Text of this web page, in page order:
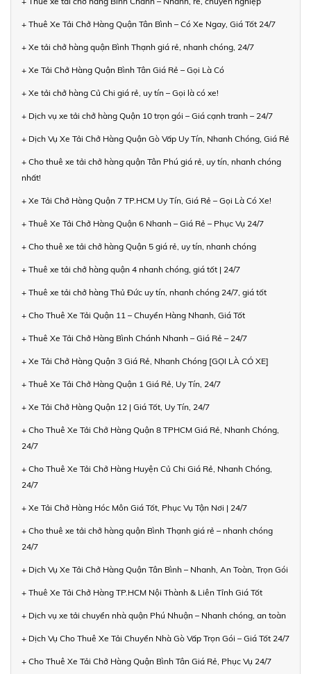
+ Thuê Xe Tải Chở Hàng Quận Tân Bình – Có Xe Ngay, Giá Tốt 24/7
+ Xe tải chở hàng quận Bình Thạnh giá rẻ, nhanh chóng, 24/7
+ Xe Tải Chở Hàng Quận Bình Tân Giá Rẻ – Gọi Là Có
+ Xe tải chở hàng Củ Chi giá rẻ, uy tín – Gọi là có xe!
+ Dịch vụ xe tải chở hàng Quận 10 trọn gói – Giá cạnh tranh – 24/7
+ Dịch Vụ Xe Tải Chở Hàng Quận Gò Vấp Uy Tín, Nhanh Chóng, Giá Rẻ
+ Cho thuê xe tải chở hàng quận Tân Phú giá rẻ, uy tín, nhanh chóng
nhất!
+ Xe Tải Chở Hàng Quận 7 TP.HCM Uy Tín, Giá Rẻ – Gọi Là Có Xe!
+ Thuê Xe Tải Chở Hàng Quận 6 Nhanh – Giá Rẻ – Phục Vụ 24/7
+ Cho thuê xe tải chở hàng Quận 5 giá rẻ, uy tín, nhanh chóng
+ Thuê xe tải chở hàng quận 4 nhanh chóng, giá tốt | 24/7
+ Thuê xe tải chở hàng Thủ Đức uy tín, nhanh chóng 24/7, giá tốt
+ Cho Thuê Xe Tải Quận 11 – Chuyển Hàng Nhanh, Giá Tốt
+ Thuê Xe Tải Chở Hàng Bình Chánh Nhanh – Giá Rẻ – 24/7
+ Xe Tải Chở Hàng Quận 3 Giá Rẻ, Nhanh Chóng [GỌI LÀ CÓ XE]
+ Thuê Xe Tải Chở Hàng Quận 1 Giá Rẻ, Uy Tín, 24/7
+ Xe Tải Chở Hàng Quận 12 | Giá Tốt, Uy Tín, 24/7
+ Cho Thuê Xe Tải Chở Hàng Quận 8 TPHCM Giá Rẻ, Nhanh Chóng,
24/7
+ Cho Thuê Xe Tải Chở Hàng Huyện Củ Chi Giá Rẻ, Nhanh Chóng,
24/7
+ Xe Tải Chở Hàng Hóc Môn Giá Tốt, Phục Vụ Tận Nơi | 24/7
+ Cho thuê xe tải chở hàng quận Bình Thạnh giá rẻ – nhanh chóng
24/7
+ Dịch Vụ Xe Tải Chở Hàng Quận Tân Bình – Nhanh, An Toàn, Trọn Gói
+ Thuê Xe Tải Chở Hàng TP.HCM Nội Thành & Liên Tỉnh Giá Tốt
+ Dịch vụ xe tải chuyển nhà quận Phú Nhuận – Nhanh chóng, an toàn
+ Dịch Vụ Cho Thuê Xe Tải Chuyển Nhà Gò Vấp Trọn Gói – Giá Tốt 24/7
+ Cho Thuê Xe Tải Chở Hàng Quận Bình Tân Giá Rẻ, Phục Vụ 24/7